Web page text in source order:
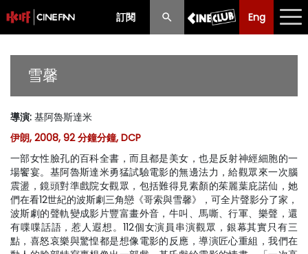
訂閱 Eng
Eng 中文
節目
購票須知
優惠計劃
前期節目
雪馨
導演: 基阿魯斯達米
伊朗, 2008, 92 分鐘分鐘, DCP
一部女性臉孔的百科全書，而且都是美女，也是反射神經細胞的一
場饗宴。基阿魯斯達米勇猛試驗電影的無邊法力，給觀眾來一次腦
震盪，鏡頭對準戲院女觀眾，包括難得見素顏的茱麗葉庇諾仙，她
們在看12世紀的波斯劇三角戀《哥索與雪馨》，可全片聲影分了家，
波斯劇的聲軌變成影片豐富畫外音，牛叫、馬嘶、行軍、樂聲，還
有喋喋話語，惹人遐想。112個女演員串演觀眾，銀幕其實只有三
點，喜怒哀樂與驚惶都是想像電影的反應，導演匠心重組，我們在